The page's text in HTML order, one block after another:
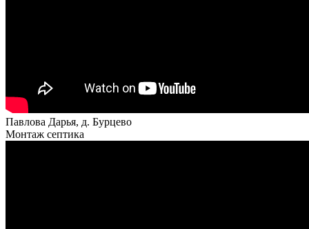
Павлова Дарья, д. Бурцево
Монтаж септика